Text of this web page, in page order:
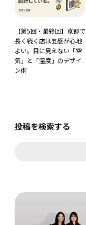
【第5回・最終回】京都で
長く続く店は五感が心地
よい。目に見えない「空
気」と「温度」のデザイ
ン術
投稿を検索する